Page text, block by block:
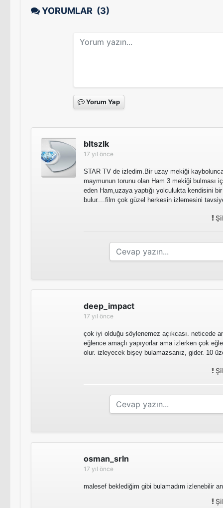
YORUMLAR (3)
Yorum Yap
bltszlk
17 yıl önce
STAR TV de izledim.Bir uzay mekiği
maymunun torunu olan Ham 3 mekiği bulması
eden Ham,uzaya yaptığı yolculukta kendisini
bulur....film çok güzel herkesin izlemesini
deep_impact
17 yıl önce
çok iyi olduğu söylenemez açıkcası. neticede
eğlence amaçlı yapıyorlar ama izlerken çok
olur. izleyecek bişey bulamazsanız, gider. 10
osman_srln
17 yıl önce
malesef beklediğim gibi bulamadım izlenebilir